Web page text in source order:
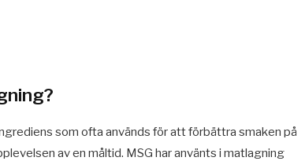
som ofta används för att förbättra smaken på
av en måltid. MSG har använts i matlagning